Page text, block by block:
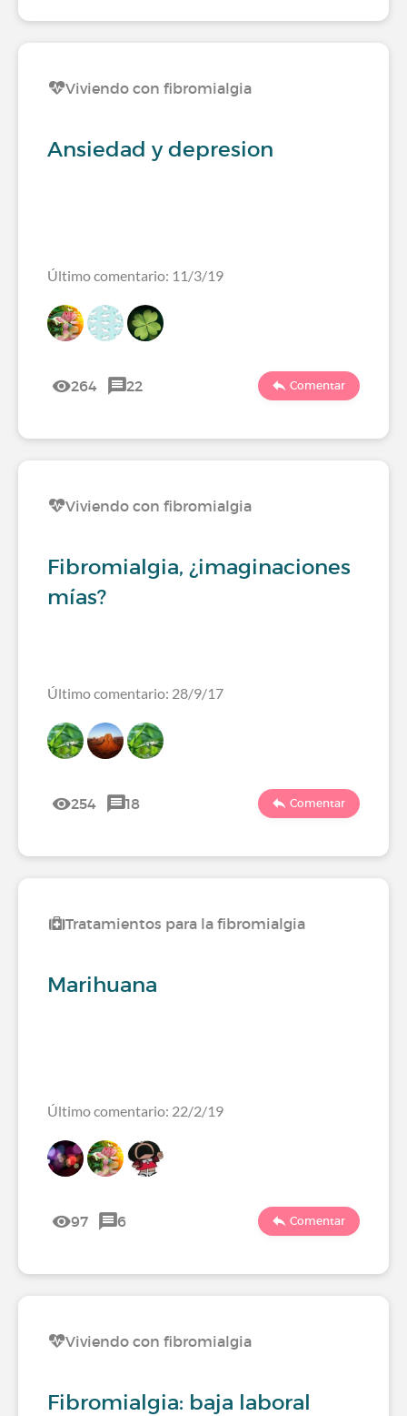
Viviendo con fibromialgia
Ansiedad y depresion
Último comentario: 11/3/19
264 22 Comentar
Viviendo con fibromialgia
Fibromialgia, ¿imaginaciones
mías?
Último comentario: 28/9/17
254 18 Comentar
Tratamientos para la fibromialgia
Marihuana
Último comentario: 22/2/19
97 6 Comentar
Viviendo con fibromialgia
Fibromialgia: baja laboral